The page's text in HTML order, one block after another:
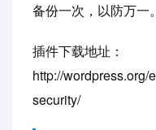
备份一次，以防万一。
插件下载地址：
http://wordpress.org/
security/